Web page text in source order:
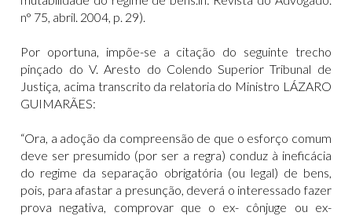
n° 75, abril. 2004, p. 29).
Por oportuna, impõe-se a citação do seguinte trecho
pinçado do V. Aresto do Colendo Superior Tribunal de
Justiça, acima transcrito da relatoria do Ministro LÁZARO
GUIMARÃES:
“Ora, a adoção da compreensão de que o esforço comum
deve ser presumido (por ser a regra) conduz à ineficácia
do regime da separação obrigatória (ou legal) de bens,
pois, para afastar a presunção, deverá o interessado fazer
prova negativa, comprovar que o ex- cônjuge ou ex-